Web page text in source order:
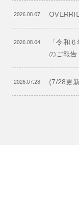
2026.08.07
2026.08.04
「令和
のご報告
2026.07.28 (7/28更